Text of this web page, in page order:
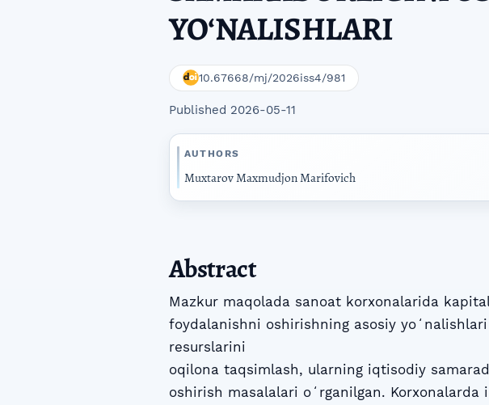
YOʻNALISHLARI
10.67668/mj/2026iss4/981
Published 2026-05-11
AUTHORS
Muxtarov Maxmudjon Marifovich
Abstract
Mazkur maqolada sanoat korxonalarida
foydalanishni oshirishning asosiy
resurslarini
oqilona taqsimlash, ularning iqtisodiy
oshirish masalalari oʻrganilgan.